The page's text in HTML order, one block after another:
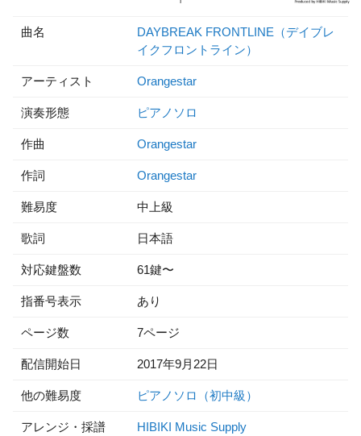
曲名
DAYBREAK FRONTLINE（デイブレ
イクフロントライン）
アーティスト Orangestar
演奏形態 ピアノソロ
作曲 Orangestar
作詞 Orangestar
難易度 中上級
歌詞 日本語
対応鍵盤数 61鍵〜
指番号表示 あり
ページ数 7ページ
配信開始日 2017年9月22日
他の難易度 ピアノソロ（初中級）
アレンジ・採譜 HIBIKI Music Supply